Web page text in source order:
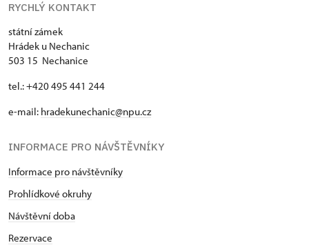
RYCHLÝ KONTAKT
státní zámek
Hrádek u Nechanic
503 15 Nechanice
tel.: +420 495 441 244
e-mail: hradekunechanic@npu.cz
INFORMACE PRO NÁVŠTĚVNÍKY
Informace pro návštěvníky
Prohlídkové okruhy
Návštěvní doba
Rezervace